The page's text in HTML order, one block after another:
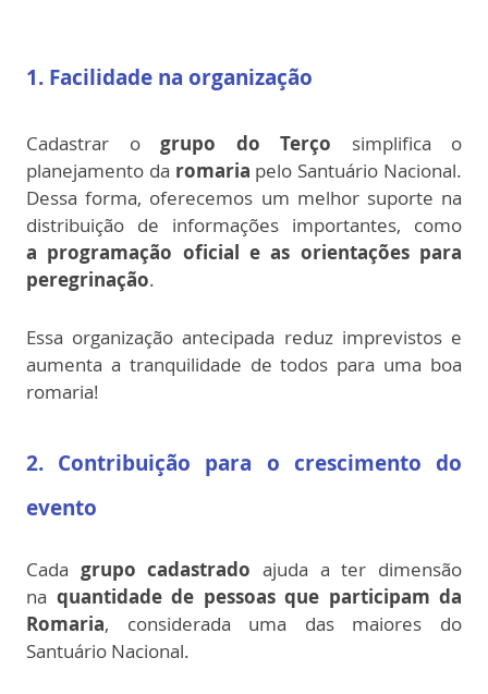
1. Facilidade na organização
Cadastrar o grupo do Terço simplifica o
planejamento da romaria pelo Santuário Nacional.
Dessa forma, oferecemos um melhor suporte na
distribuição de informações importantes, como
a programação oficial e as orientações para
peregrinação.
Essa organização antecipada reduz imprevistos e
aumenta a tranquilidade de todos para uma boa
romaria!
2. Contribuição para o crescimento do
evento
Cada grupo cadastradoajuda a ter dimensão
na quantidade de pessoas que participam da
Romaria, considerada uma das maiores do
Santuário Nacional.